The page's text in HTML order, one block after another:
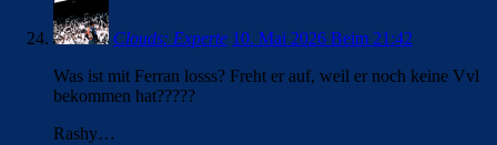
Clouds: Experte 10. Mai 2026 Beim 21:42
Was ist mit Ferran losss? Freht er auf, weil er noch keine Vvl
bekommen hat?????
Rashy…